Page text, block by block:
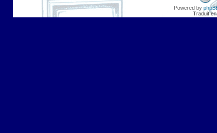
Powered by
Traduit